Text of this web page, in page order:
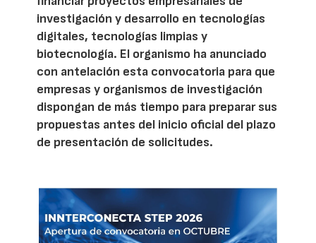
investigación y desarrollo en tecnologías
digitales, tecnologías limpias y
biotecnología. El organismo ha anunciado
con antelación esta convocatoria para que
empresas y organismos de investigación
dispongan de más tiempo para preparar sus
propuestas antes del inicio oficial del plazo
de presentación de solicitudes.